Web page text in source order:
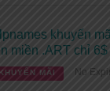
khuyến
miền .ART chỉ 6$
MÃI No